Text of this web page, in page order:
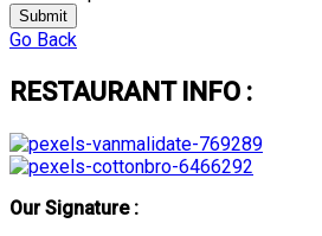
Submit
Go Back
RESTAURANT INFO :
Our Signature :